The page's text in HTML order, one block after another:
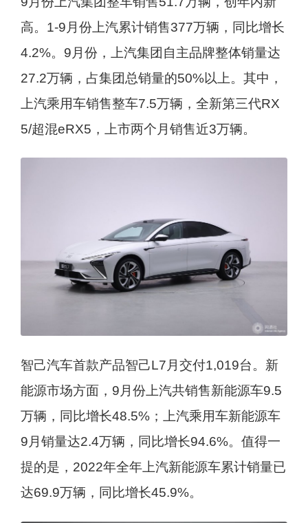
高。1-9月份上汽累计销售377万辆，同比增长
4.2%。9月份，上汽集团自主品牌整体销量达
27.2万辆，占集团总销量的50%以上。其中，
上汽乘用车销售整车7.5万辆，全新第三代RX
5/超混eRX5，上市两个月销售近3万辆。
智己汽车首款产品智己L7月交付1,019台。新
能源市场方面，9月份上汽共销售新能源车9.5
万辆，同比增长48.5%；上汽乘用车新能源车
9月销量达2.4万辆，同比增长94.6%。值得一
提的是，2022年全年上汽新能源车累计销量已
达69.9万辆，同比增长45.9%。